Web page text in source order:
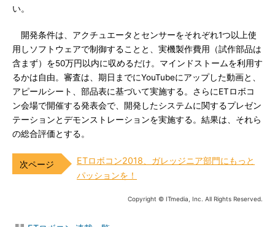
い。
開発条件は、アクチュエータとセンサーをそれぞれ1つ以上使
用しソフトウェアで制御することと、実機製作費用（試作部品は
含まず）を50万円以内に収めるだけ。マインドストームを利用す
るかは自由。審査は、期日までにYouTubeにアップした動画と、
アピールシート、部品表に基づいて実施する。さらにETロボコ
ン会場で開催する発表会で、開発したシステムに関するプレゼン
テーションとデモンストレーションを実施する。結果は、それら
の総合評価とする。
ETロボコン2018、ガレッジニア部門にもっと
パッションを！
Copyright © ITmedia, Inc. All Rights Reserved.